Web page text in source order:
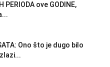
PERIODA ove GODINE,
Ono što je dugo bilo